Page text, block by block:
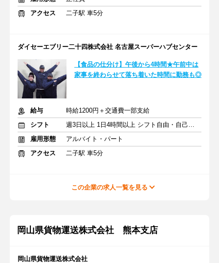
アクセス
二子駅 車5分
ダイセーエブリー二十四株式会社 名古屋スーパーハブセンター
【食品の仕分け】午後から4時間★午前中は
家事を終わらせて落ち着いた時間に勤務も◎
給与
時給1200円＋交通費一部支給
シフト
週3日以上 1日4時間以上 シフト自由・自己申告
雇用形態
アルバイト・パート
アクセス
二子駅 車5分
この企業の求人一覧を見る
岡山県貨物運送株式会社 熊本支店
岡山県貨物運送株式会社